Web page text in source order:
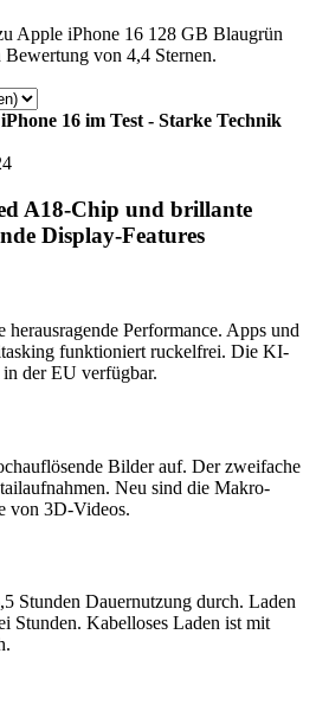
Apple iPhone 16 128 GB Blaugrün
von 4,4 Sternen.
16 im Test - Starke Technik
A18-Chip und brillante
Display-Features
Performance. Apps und
funktioniert ruckelfrei. Die KI-
der EU verfügbar.
Bilder auf. Der zweifache
Neu sind die Makro-
von 3D-Videos.
Stunden Dauernutzung durch. Laden
Stunden. Kabelloses Laden ist mit